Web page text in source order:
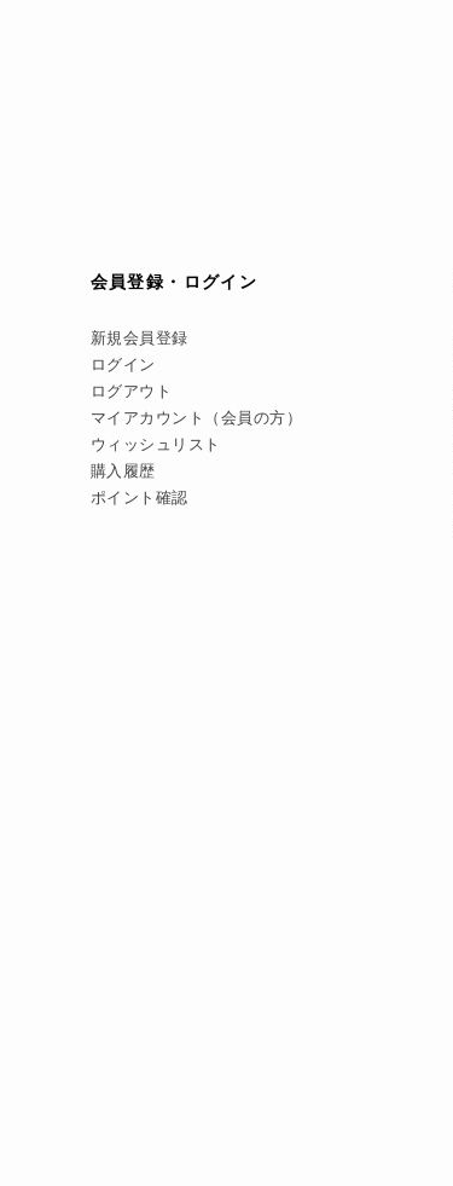
会員登録・ログイン
新規会員登録
ログイン
ログアウト
マイアカウント（会員の方）
ウィッシュリスト
購入履歴
ポイント確認